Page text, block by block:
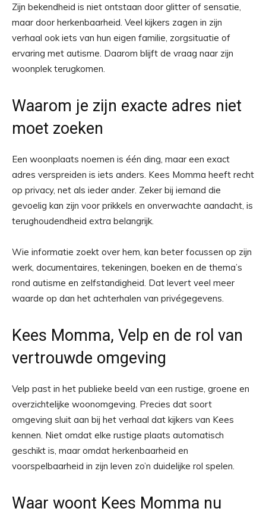
Zijn bekendheid is niet ontstaan door glitter of sensatie,
maar door herkenbaarheid. Veel kijkers zagen in zijn
verhaal ook iets van hun eigen familie, zorgsituatie of
ervaring met autisme. Daarom blijft de vraag naar zijn
woonplek terugkomen.
Waarom je zijn exacte adres niet
moet zoeken
Een woonplaats noemen is één ding, maar een exact
adres verspreiden is iets anders. Kees Momma heeft recht
op privacy, net als ieder ander. Zeker bij iemand die
gevoelig kan zijn voor prikkels en onverwachte aandacht, is
terughoudendheid extra belangrijk.
Wie informatie zoekt over hem, kan beter focussen op zijn
werk, documentaires, tekeningen, boeken en de thema’s
rond autisme en zelfstandigheid. Dat levert veel meer
waarde op dan het achterhalen van privégegevens.
Kees Momma, Velp en de rol van
vertrouwde omgeving
Velp past in het publieke beeld van een rustige, groene en
overzichtelijke woonomgeving. Precies dat soort
omgeving sluit aan bij het verhaal dat kijkers van Kees
kennen. Niet omdat elke rustige plaats automatisch
geschikt is, maar omdat herkenbaarheid en
voorspelbaarheid in zijn leven zo’n duidelijke rol spelen.
Waar woont Kees Momma nu